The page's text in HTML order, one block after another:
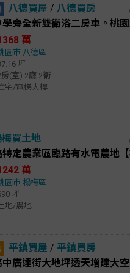
八德買屋 / 八德買房
學旁全新雙衛浴二房車。桃
萬
園市 八德區
坪
(室) 2廳 2衛
宅/電梯大樓
梅買土地
定農業區臨路有水電農地
萬
園市 楊梅區
坪
地/農地
平鎮買屋 / 平鎮買房
廣達街大地坪透天增建大